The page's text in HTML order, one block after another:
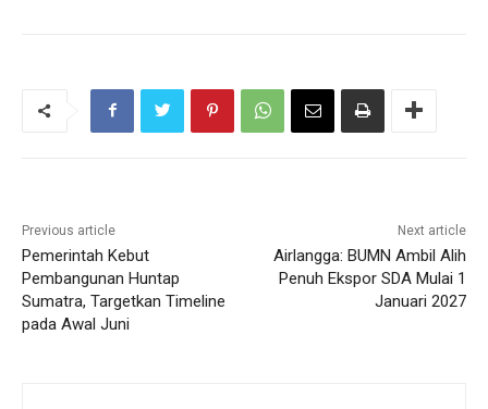
Previous article
Pemerintah Kebut
Pembangunan Huntap
Sumatra, Targetkan Timeline
pada Awal Juni
Next article
Airlangga: BUMN Ambil Alih
Penuh Ekspor SDA Mulai 1
Januari 2027